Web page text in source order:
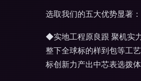
选取我们的五大优势显著：
◆实地工程原良跟 聚机实
整下全球标的样到包等工
标创新力产出中芯表选拨